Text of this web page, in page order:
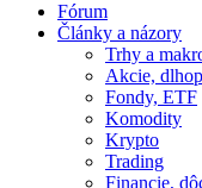
Fórum
Články a názory
Trhy a
Akcie,
Fondy, ETF
Komodity
Krypto
Trading
Financie,